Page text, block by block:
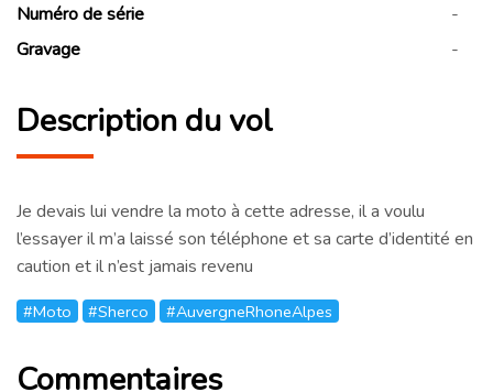
Numéro de série
-
Gravage
-
Description du vol
Je devais lui vendre la moto à cette adresse, il a voulu
l’essayer il m’a laissé son téléphone et sa carte d’identité en
caution et il n’est jamais revenu
#Moto #Sherco #AuvergneRhoneAlpes
Commentaires